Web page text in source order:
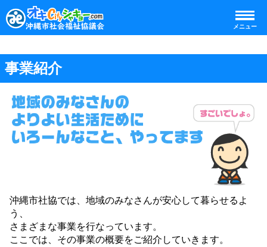
メニュー
事業紹介
沖縄市社協では、地域のみなさんが安心して暮らせるよ
う、
さまざまな事業を行なっています。
ここでは、その事業の概要をご紹介していきます。